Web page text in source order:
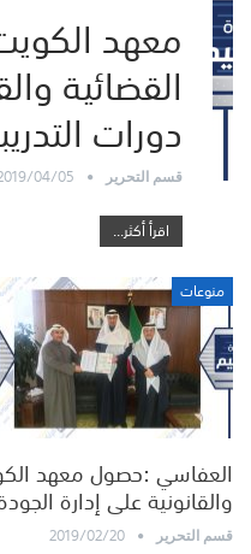
معهد
القضائية
دورات
قسم التحرير 04/05
اقرأ أكثر...
منوعات
العفاسي :حصول معهد
والقانونية على إدارة الجودة
قسم التحرير 2019/02/20